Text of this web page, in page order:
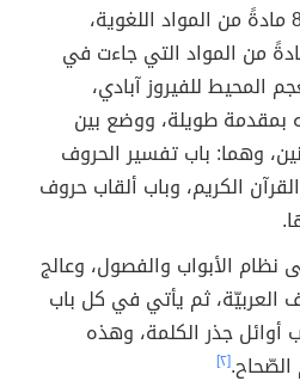
يتضمن لسان العرب 80.000 مادةً من المواد اللغوية،
بحوالي 20.000 مادةً من المواد التي جاءت في
المحيط للفيروز آبادي،
طويلة، ووضع بين
وهما: باب تفسير الحروف
الكريم، وباب ألقاب حروف
الأبواب والفصول، وعالج
العربيّة، ثم يأتي في كل باب
جذر الكلمة، وهذه
[٢]